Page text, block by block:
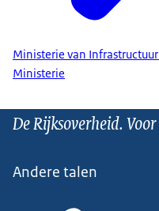
Ministerie van
Ministerie
De Rijksoverheid.
Andere talen